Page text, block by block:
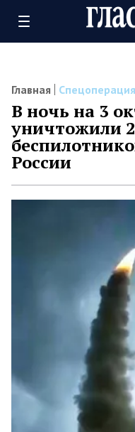
Главная Спецоперация
В ночь на 3
уничтожили
России